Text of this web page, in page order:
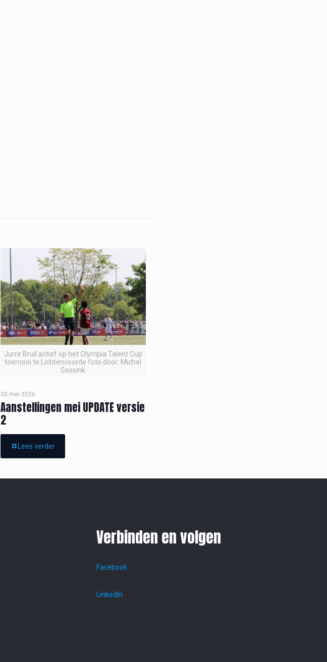
Jurre Bruil actief op het Olympia Talent Cup
toernooi te Lichtenvoorde foto door: Michel
Sessink
30 mei 2026
Aanstellingen mei UPDATE versie
2
Lees verder
Verbinden en volgen
Facebook
LinkedIn